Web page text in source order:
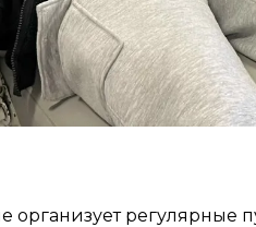
организует регулярные